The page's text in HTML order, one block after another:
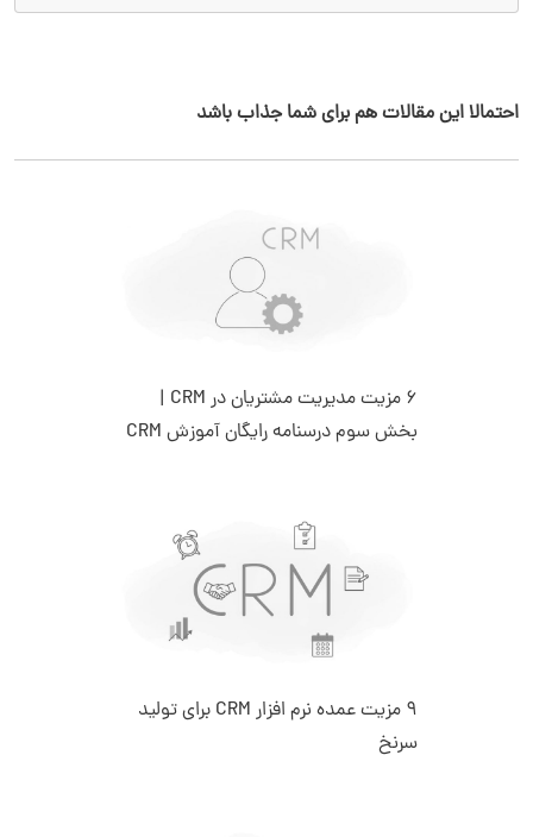
احتمالا این مقالات هم برای شما جذاب باشد
6 مزیت مدیریت مشتریان در CRM |
بخش سوم درسنامه رایگان آموزش CRM
9 مزیت عمده نرم افزار CRM برای تولید
سرنخ